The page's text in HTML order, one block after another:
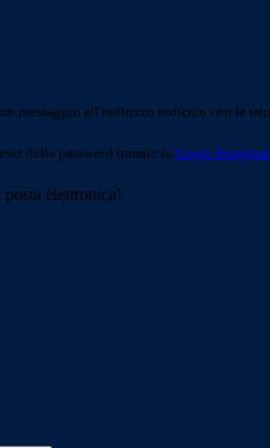
messaggio all'indirizzo indicato con le
della password tramite la Login Spaggiari
elettronica!